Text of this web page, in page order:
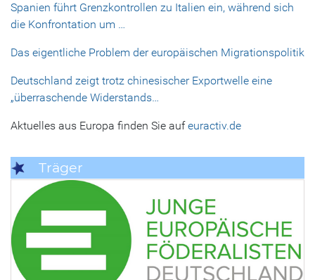
Spanien führt Grenzkontrollen zu Italien ein, während sich
die Konfrontation um …
Das eigentliche Problem der europäischen Migrationspolitik
Deutschland zeigt trotz chinesischer Exportwelle eine
„überraschende Widerstands…
Aktuelles aus Europa finden Sie aufeuractiv.de
Träger